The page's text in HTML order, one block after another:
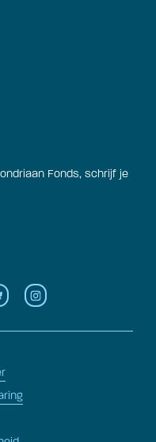
Fonds, schrijf je